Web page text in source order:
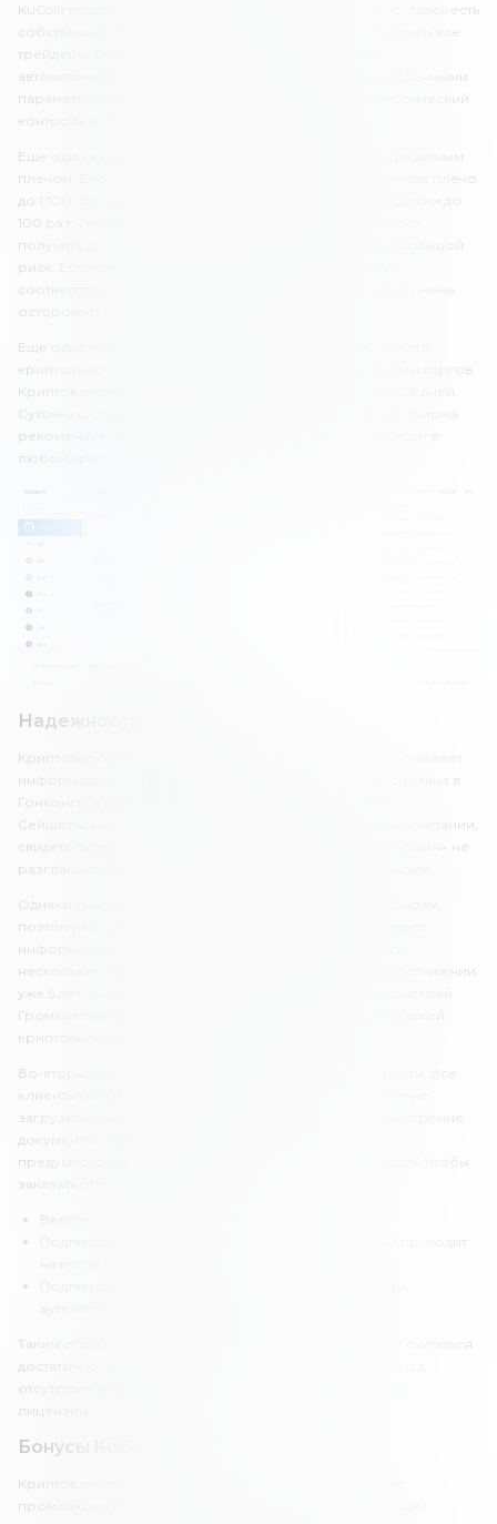
KuCoin поддерживает автоматизированную торговлю. Здесь есть
собственный торговый бот, которого могут использовать все
трейдеры. Бот может находить торговые сигналы и
автоматически открывать сделки, в соответствии с выбранными
параметрами. Все, что требуется от трейдера – периодический
контроль и корректировка параметров.
Еще один важный аспект – возможность торговли с кредитным
плечом. Биржа «КуКоин» предлагает клиентам кредитное плечо
до 1:100. Это значит, что ты можешь увеличить объем сделки до
100 раз. Таким образом, с одной и той же сделки можно
получить до 100 раз больше прибыли. Однако есть и большой
риск. Если цена пойдет не в ту сторону, убытки будут
соответствующие. Поэтому используй этот инструмент очень
осторожно.
Еще одна важная опция, которую предлагает KuCoin – это
криптовалютные займы. Это поможет увеличить объемы торгов.
Криптовалютные займы предоставляются на срок до 28 дней.
Суточную ставку кредитования трейдер выбирает сам (биржа
рекомендует выбирать 0.0009%). Можно получить кредит в
любой криптовалюте, доступной на бирже.
Надежность «КуКоин»
Криптовалютная биржа KuCoin практически не предоставляет
информации о себе. Известно лишь, что она была основана в
Гонконге, а сейчас центральный офис находится на
Сейшельских островах. Наименование управляющей компании,
свидетельство о регистрации, юридический адрес «КуКоин» не
разглашает. Также отсутствует информация и о лицензии.
Однако такие данные не разглашают многие криптобиржи,
поэтому KuCoin сложно упрекать в том, что они скрывают
информацию. Эта биржа может считаться надежной по
нескольким причинам. Во-первых, она работает на протяжении
уже 5 лет. У нее более 8 миллионов активных пользователей.
Громких скандалов, связанных со взломом биржи и кражей
криптовалют, не было.
Во-вторых, у KuCoin продуманная система безопасности. Все
клиенты обязаны пройти верификацию. Для этого нужно
загрузить сканкопию удостоверения личности. Рассмотрение
документов занимает до 48 часов. На платформе
предусмотрена трехэтапная защита при выводе средств. Чтобы
заказать операцию, необходимо:
Подтвердить операцию с помощью кода, который приходит
Таким образом, криптовалютная биржа KuCoin может считаться
достаточно надежной, хоть оценка и будет снижена из-за
отсутствия информации об управляющей компании и
лицензии.
Бонусы KuCoin
Криптовалютная биржа «КуКоин» широко использует
промоакции для продвижения своего бренда. Эти акции